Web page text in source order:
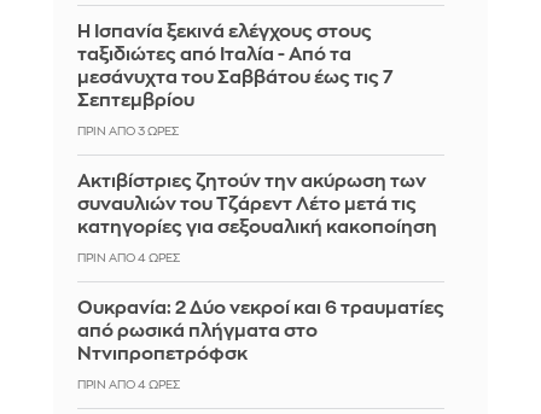
Η Ισπανία ξεκινά ελέγχους στους
ταξιδιώτες από Ιταλία - Από τα
μεσάνυχτα του Σαββάτου έως τις 7
Σεπτεμβρίου
ΠΡΙΝ ΑΠΌ 3 ΏΡΕΣ
Ακτιβίστριες ζητούν την ακύρωση των
συναυλιών του Τζάρεντ Λέτο μετά τις
κατηγορίες για σεξουαλική κακοποίηση
ΠΡΙΝ ΑΠΌ 4 ΏΡΕΣ
Ουκρανία: 2 Δύο νεκροί και 6 τραυματίες
από ρωσικά πλήγματα στο
Ντνιπροπετρόφσκ
ΠΡΙΝ ΑΠΌ 4 ΏΡΕΣ